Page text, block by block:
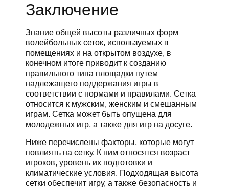
Заключение
Знание общей высоты различных форм
волейбольных сеток, используемых в
помещениях и на открытом воздухе, в
конечном итоге приводит к созданию
правильного типа площадки путем
надлежащего поддержания игры в
соответствии с нормами и правилами. Сетка
относится к мужским, женским и смешанным
играм. Сетка может быть опущена для
молодежных игр, а также для игр на досуге.
Ниже перечислены факторы, которые могут
повлиять на сетку. К ним относятся возраст
игроков, уровень их подготовки и
климатические условия. Подходящая высота
сетки обеспечит игру, а также безопасность и